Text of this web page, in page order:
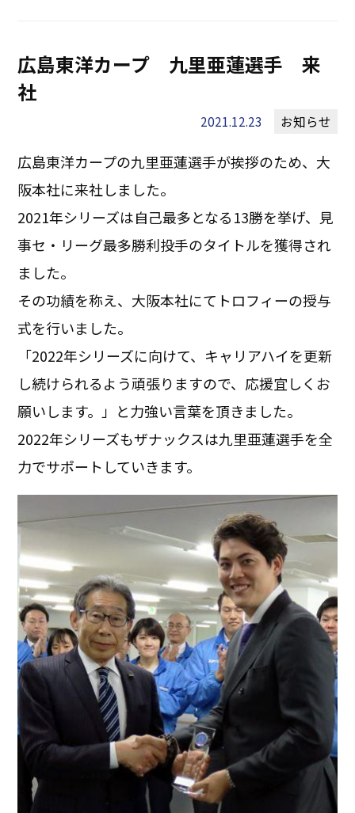
広島東洋カープ 九里亜蓮選手 来
社
2021.12.23 お知らせ
広島東洋カープの九里亜蓮選手が挨拶のため、大
阪本社に来社しました。
2021年シリーズは自己最多となる13勝を挙げ、見
事セ・リーグ最多勝利投手のタイトルを獲得され
ました。
その功績を称え、大阪本社にてトロフィーの授与
式を行いました。
「2022年シリーズに向けて、キャリアハイを更新
し続けられるよう頑張りますので、応援宜しくお
願いします。」と力強い言葉を頂きました。
2022年シリーズもザナックスは九里亜蓮選手を全
力でサポートしていきます。